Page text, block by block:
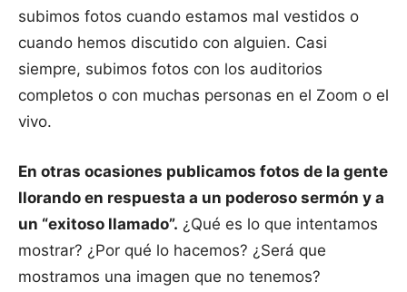
subimos fotos cuando estamos mal vestidos o
cuando hemos discutido con alguien. Casi
siempre, subimos fotos con los auditorios
completos o con muchas personas en el Zoom o el
vivo.
En otras ocasiones publicamos fotos de la gente
llorando en respuesta a un poderoso sermón y a
un “exitoso llamado”. ¿Qué es lo que intentamos
mostrar? ¿Por qué lo hacemos? ¿Será que
mostramos una imagen que no tenemos?